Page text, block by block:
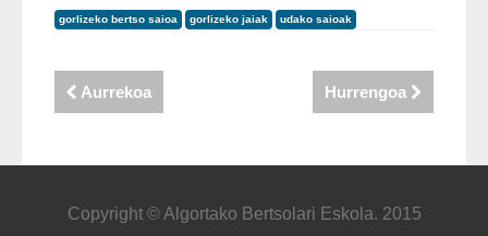
gorlizeko bertso saioa gorlizeko jaiak udako saioak
Aurrekoa Hurrengoa
Copyright © Algortako Bertsolari Eskola. 2015